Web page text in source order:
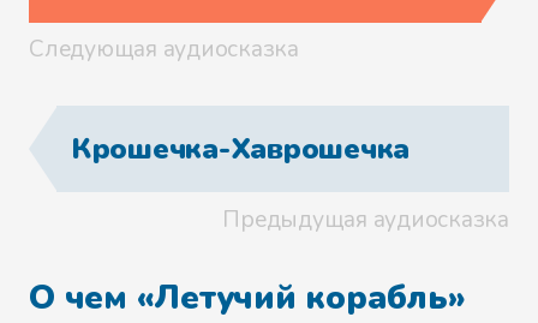
Следующая аудиосказка
Крошечка-Хаврошечка
Предыдущая аудиосказка
О чем «Летучий корабль»